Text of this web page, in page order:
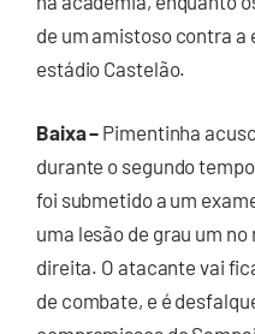
de um amistoso contra a
estádio Castelão.
Baixa – Pimentinha
durante o segundo
foi submetido a um
uma lesão de grau um
direita. O atacante vai
de combate, e é